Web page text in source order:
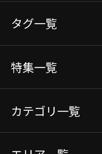
タグ⼀覧
特集一覧
カテゴリ一覧